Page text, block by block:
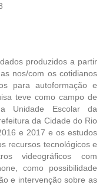
produzidos a partir
nos/com os cotidianos
para autoformação e
teve como campo de
Unidade Escolar da
da Cidade do Rio
e 2017 e os estudos
recursos tecnológicos e
videográficos com
como possibilidade
e intervenção sobre as